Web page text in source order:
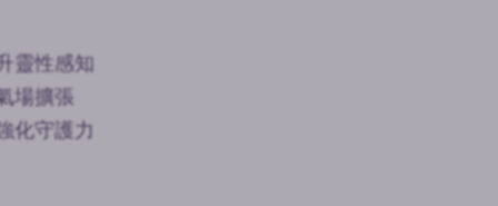
靈性感知
場擴張
化守護力